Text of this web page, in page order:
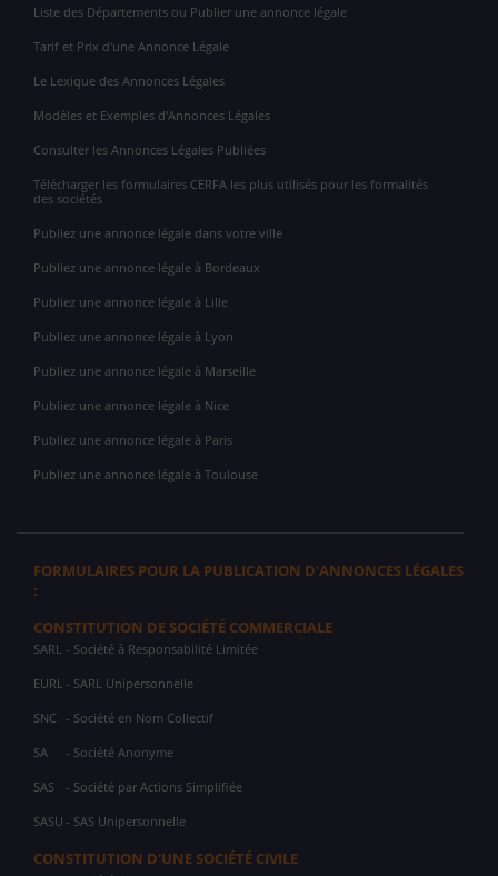
Liste des Départements ou Publier une annonce légale
Tarif et Prix d'une Annonce Légale
Le Lexique des Annonces Légales
Modèles et Exemples d'Annonces Légales
Consulter les Annonces Légales Publiées
Télécharger les formulaires CERFA les plus utilisés pour les formalités
des sociétés
Publiez une annonce légale dans votre ville
Publiez une annonce légale à Bordeaux
Publiez une annonce légale à Lille
Publiez une annonce légale à Lyon
Publiez une annonce légale à Marseille
Publiez une annonce légale à Nice
Publiez une annonce légale à Paris
Publiez une annonce légale à Toulouse
FORMULAIRES POUR LA PUBLICATION D'ANNONCES LÉGALES
:
CONSTITUTION DE SOCIÉTÉ COMMERCIALE
SARL - Société à Responsabilité Limitée
EURL - SARL Unipersonnelle
SNC - Société en Nom Collectif
SA - Société Anonyme
SAS - Société par Actions Simplifiée
SASU - SAS Unipersonnelle
CONSTITUTION D'UNE SOCIÉTÉ CIVILE